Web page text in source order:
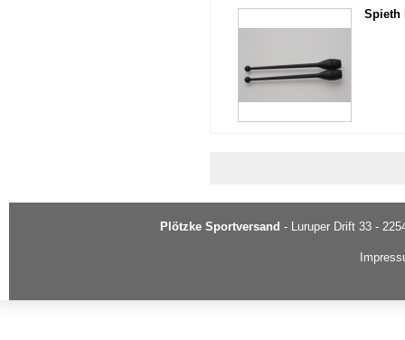
Spieth
Plötzke Sportversand - Luruper Drift 33 -